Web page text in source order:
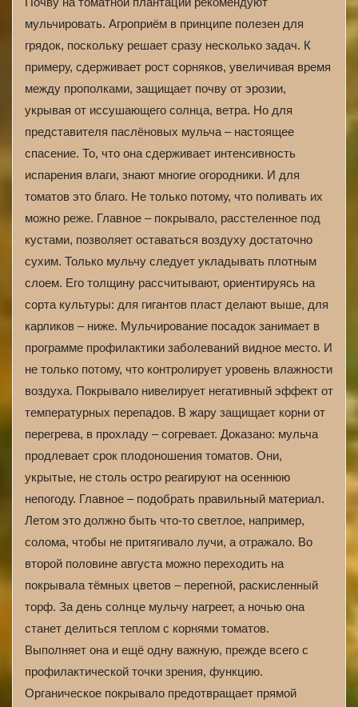
мульчировать. Агроприём в принципе полезен для
грядок, поскольку решает сразу несколько задач. К
примеру, сдерживает рост сорняков, увеличивая время
между прополками, защищает почву от эрозии,
укрывая от иссушающего солнца, ветра. Но для
представителя паслёновых мульча – настоящее
спасение. То, что она сдерживает интенсивность
испарения влаги, знают многие огородники. И для
томатов это благо. Не только потому, что поливать их
можно реже. Главное – покрывало, расстеленное под
кустами, позволяет оставаться воздуху достаточно
сухим. Только мульчу следует укладывать плотным
слоем. Его толщину рассчитывают, ориентируясь на
сорта культуры: для гигантов пласт делают выше, для
карликов – ниже. Мульчирование посадок занимает в
программе профилактики заболеваний видное место. И
не только потому, что контролирует уровень влажности
воздуха. Покрывало нивелирует негативный эффект от
температурных перепадов. В жару защищает корни от
перегрева, в прохладу – согревает. Доказано: мульча
продлевает срок плодоношения томатов. Они,
укрытые, не столь остро реагируют на осеннюю
непогоду. Главное – подобрать правильный материал.
Летом это должно быть что-то светлое, например,
солома, чтобы не притягивало лучи, а отражало. Во
второй половине августа можно переходить на
покрывала тёмных цветов – перегной, раскисленный
торф. За день солнце мульчу нагреет, а ночью она
станет делиться теплом с корнями томатов.
Выполняет она и ещё одну важную, прежде всего с
профилактической точки зрения, функцию.
Органическое покрывало предотвращает прямой